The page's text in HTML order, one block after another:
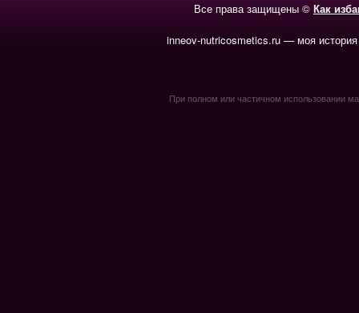
Все права защищены © Как
inneov-nutricosmetics.ru — моя
При полном или частичном использовании